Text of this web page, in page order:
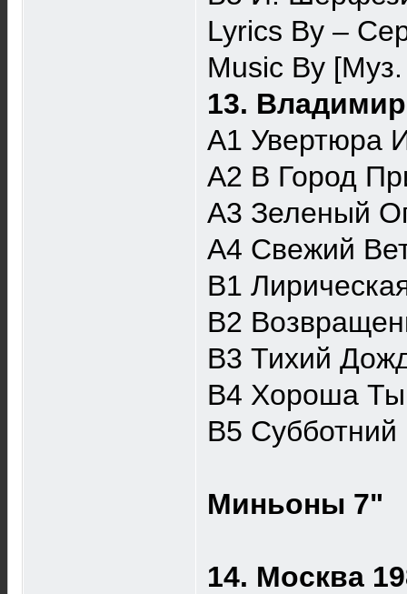
Lyrics By –
Music By
13.
A1 Увертюра
A2 В Город
A3 Зеленый
A4 Свежий
B1
B2
B3 Тихий
B4 Хороша
B5 Субботний
Миньоны 7"
14. Москва